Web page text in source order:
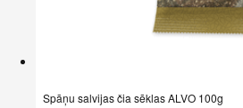
Spāņu salvijas čia sēklas ALVO 100g